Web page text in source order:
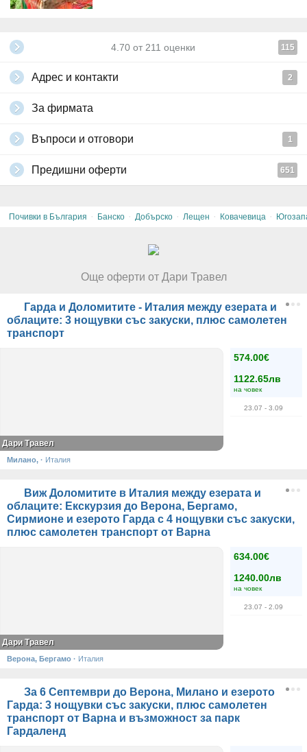
4.70 от 211 оценки 115
Адрес и контакти 2
За фирмата
Въпроси и отговори 1
Предишни оферти 651
Почивки в България · Банско · Добърско · Лещен · Ковачевица ·
Още оферти от Дари Травел
Гарда и Доломитите - Италия между езерата и
облаците: 3 нощувки със закуски, плюс самолетен
транспорт
574.00€
1122.65лв
на човек
23.07 - 3.09
Дари Травел
Милано, · Италия
Виж Доломитите в Италия между езерата и
облаците: Екскурзия до Верона, Бергамо,
Сирмионе и езерото Гарда с 4 нощувки със закуски,
плюс самолетен транспорт от Варна
634.00€
1240.00лв
на човек
23.07 - 2.09
Дари Травел
Верона, Бергамо · Италия
За 6 Септември до Верона, Милано и езерото
Гарда: 3 нощувки със закуски, плюс самолетен
транспорт от Варна и възможност за парк
Гардаленд